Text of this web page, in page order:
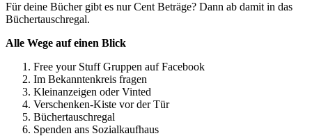
Für deine Bücher gibt es nur Cent Beträge? Dann ab damit in das
Büchertauschregal.
Alle Wege auf einen Blick
Free your Stuff Gruppen auf Facebook
Im Bekanntenkreis fragen
Kleinanzeigen oder Vinted
Verschenken-Kiste vor der Tür
Büchertauschregal
Spenden ans Sozialkaufhaus